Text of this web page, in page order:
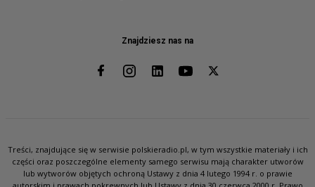
Znajdziesz nas na
Treści, znajdujące się w serwisie polskieradio.pl, w tym wszystkie materiały i ich
części oraz poszczególne elementy samego serwisu mają charakter utworów
lub wytworów objętych ochroną Ustawy z dnia 4 lutego 1994 r. o prawie